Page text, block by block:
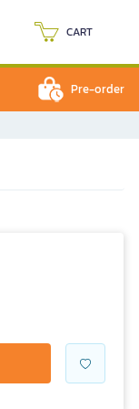
CART
Pre-order